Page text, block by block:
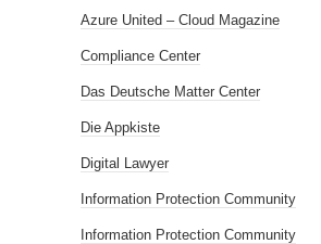
Azure United – Cloud Magazine
Compliance Center
Das Deutsche Matter Center
Die Appkiste
Digital Lawyer
Information Protection Community
Information Protection Community